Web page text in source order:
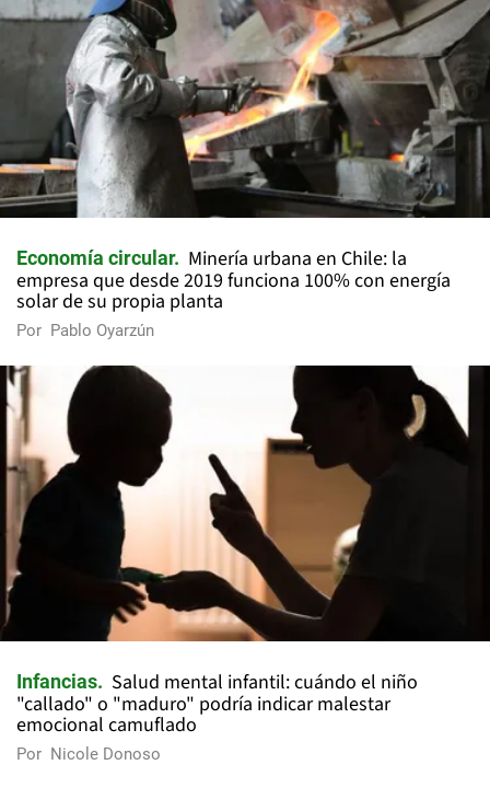
Economía circular
Minería urbana en Chile: la
empresa que desde 2019 funciona 100% con energía
solar de su propia planta
Por Pablo Oyarzún
Infancias
Salud mental infantil: cuándo el niño
"callado" o "maduro" podría indicar malestar
emocional camuflado
Por Nicole Donoso